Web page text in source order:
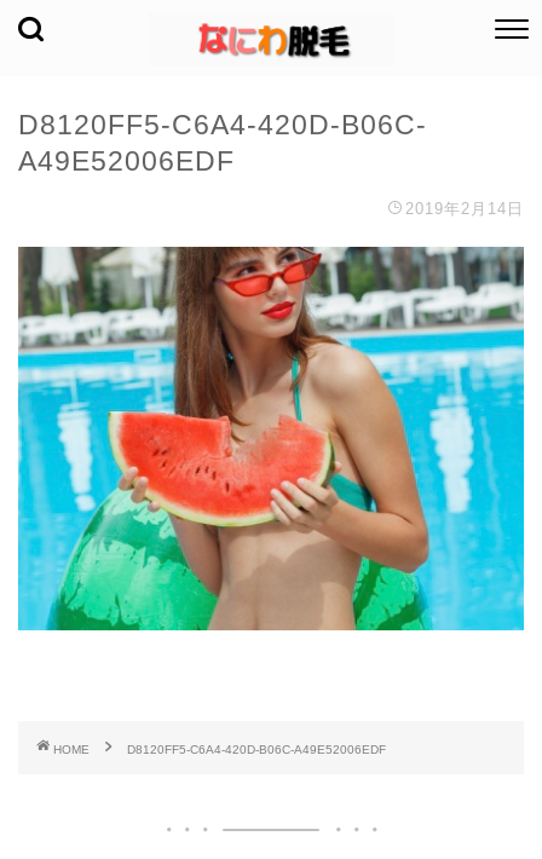
D8120FF5-C6A4-420D-B06C-
A49E52006EDF
2019年2月14日
HOME D8120FF5-C6A4-420D-B06C-A49E52006EDF